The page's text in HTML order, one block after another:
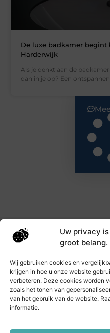
Uw privacy
groot belang.
Wij gebruiken cookies en
krijgen in hoe u onze website
verbeteren. Deze cookies worden
zoals het tonen van
van het gebruik van de website.
informatie.
De luxe badkamer
Harderwijk
Als je denkt aan de
dan in je op? Een
Main Links
Dagelijks nieuwe
Artikelen vol kennis,